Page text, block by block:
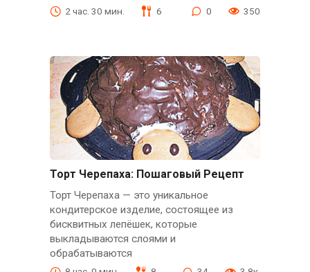
2 час. 30 мин. 6 0 350
Торт Черепаха: Пошаговый Рецепт
Торт Черепаха — это уникальное
кондитерское изделие, состоящее из
бисквитных лепёшек, которые
выкладываются слоями и
обрабатываются